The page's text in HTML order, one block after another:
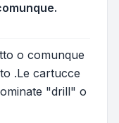
o comunque
.Le cartucce
"drill" o